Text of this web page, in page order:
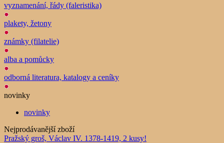
vyznamenání, řády (faleristika)
plakety, žetony
známky (filatelie)
alba a pomůcky
odborná literatura, katalogy a ceníky
novinky
novinky
Nejprodávanější zboží
Pražský groš, Václav IV. 1378-1419, 2 kusy!